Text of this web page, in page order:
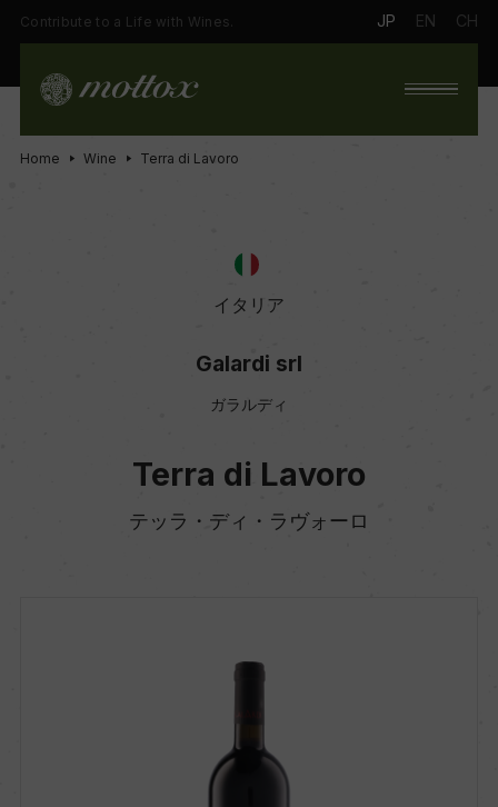
Contribute to a Life with Wines. JP EN CH
Home Wine Terra di Lavoro
イタリア
Galardi srl
ガラルディ
Terra di Lavoro
テッラ・ディ・ラヴォーロ